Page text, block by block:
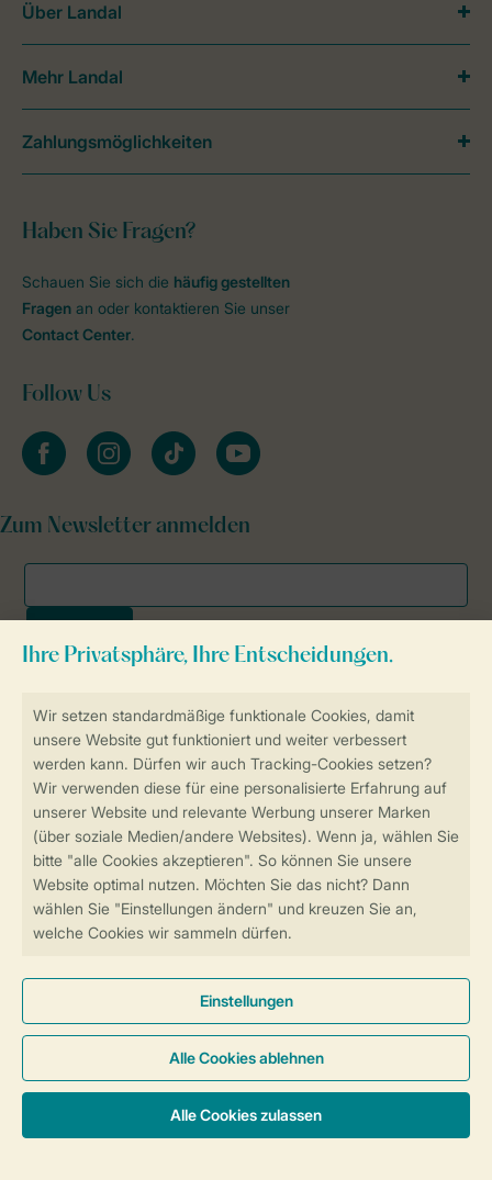
Sicherstellung Deiner Privatsphäre
Sicher und schnell zur Online-Buchung
SSL-Verschlüsselung
Sichere Datenübertragung
Sicheres Bezahlen
Haben Sie Fragen?
Schauen Sie sich die häufig gestellten
Fragen an oder kontaktieren Sie unser
Contact Center.
Follow Us
facebookinstagramtiktok youtube
Zum Newsletter anmelden
Über Landal
Mehr Landal
Zahlungsmöglichkeiten
Allgemeine Bedingungen Impressum
Datenschutz